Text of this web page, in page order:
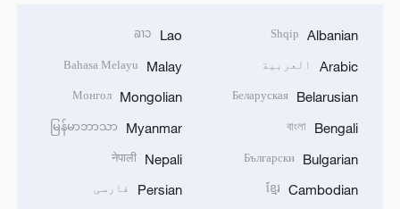
Albanian
Shqip
Arabic العربية
Belarusian
Беларуская
Bengali
বাংলা
Bulgarian
Български
Cambodian
ខ្មែរ
Lao
ລາວ
Malay
Bahasa Melayu
Mongolian
Монгол
Myanmar
မြန်မာဘာသာ
Nepali
नेपाली
Persian فارسی